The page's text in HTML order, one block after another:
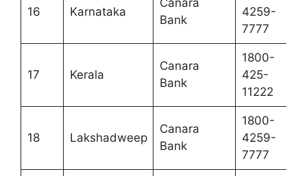
16 Karnataka
Canara
Bank
4259-
7777
17 Kerala
Canara
Bank
1800-
425-
11222
18 Lakshadweep
Canara
Bank
1800-
4259-
7777